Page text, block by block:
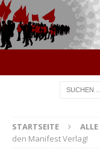
STARTSEITE
den Manifest Verlag!